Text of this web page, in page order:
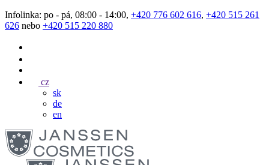
Infolinka: po - pá, 08:00 - 14:00, +420 776 602 616, +420 515 261
626 nebo +420 515 220 880
cz
sk
de
en